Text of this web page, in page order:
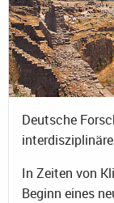
Deutsche
In Zeiten von
Beginn eines